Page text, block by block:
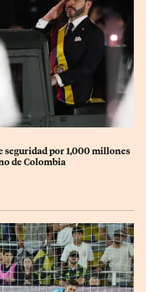
seguridad por 1,000 millones
de Colombia